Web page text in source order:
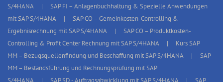
S/4HANA
SAP FI – Anlagenbuchhaltung & Spezielle Anwendungen
mit SAP S/4HANA
SAP CO – Gemeinkosten-Controlling &
Ergebnisrechnung mit SAP S/4HANA
SAP CO – Produktkosten-
Controlling & Profit Center Rechnung mit SAP S/4HANA
Kurs SAP
MM – Bezugsquellenfindung und Beschaffung mit SAP S/4HANA
SAP
MM – Bestandsführung und Rechnungsprüfung mit SAP
S/4HANA
SAP SD - Auftragsabwicklung mit SAP S/4HANA
SAP